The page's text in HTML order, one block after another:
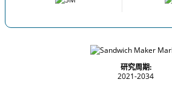
研究周期:
2021-2034